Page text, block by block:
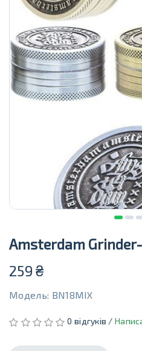
Amsterdam
259 ₴
Модель: BN18MIX
0 відгуків /